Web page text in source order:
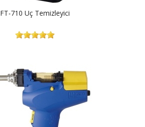
FT-710 Uç Temizleyici